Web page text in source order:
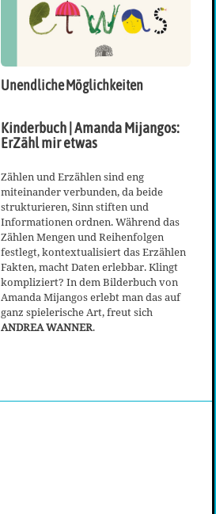
Unendliche Möglichkeiten
Kinderbuch | Amanda Mijangos:
ErZähl mir etwas
Zählen und Erzählen sind eng
miteinander verbunden, da beide
strukturieren, Sinn stiften und
Informationen ordnen. Während das
Zählen Mengen und Reihenfolgen
festlegt, kontextualisiert das Erzählen
Fakten, macht Daten erlebbar. Klingt
kompliziert? In dem Bilderbuch von
Amanda Mijangos erlebt man das auf
ganz spielerische Art, freut sich
ANDREA WANNER.